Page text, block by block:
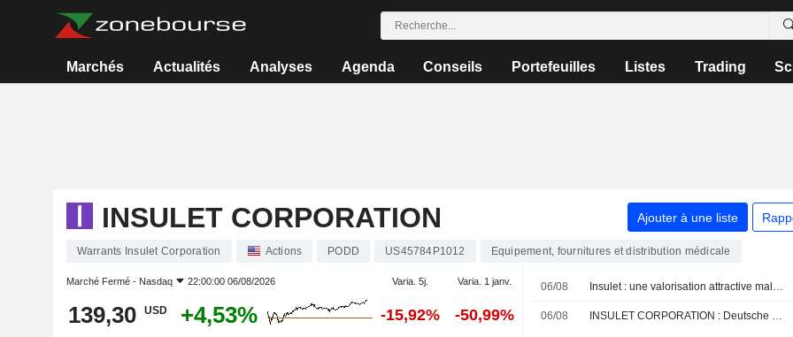
Marchés Actualités Analyses Agenda Conseils Portefeuilles Listes Trading
INSULET CORPORATION Ajouter à une liste
Warrants Insulet Corporation Actions PODD US45784P1012 Equipement, fournitures et distribution médicale
Marché Fermé - Nasdaq 22:00:00 06/08/2026 Varia. 5j. Varia. 1 janv.
139,30 USD +4,53% -15,92% -50,99%
06/08 Insulet : une valorisation attractive malgré le risque de révision de la croissance, selon RBC
06/08 INSULET CORPORATION : Deutsche Bank Securities à l'achat